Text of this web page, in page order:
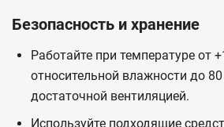
Безопасность и хранение
Работайте при температуре от
относительной влажности до
достаточной вентиляцией.
Используйте подходящие